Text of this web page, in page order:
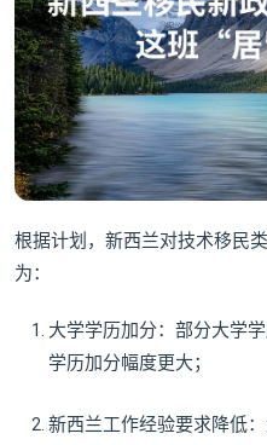
根据计划，新西兰对技术移民
为：
大学学历加分：部分大学
学历加分幅度更大；
新西兰工作经验要求降低